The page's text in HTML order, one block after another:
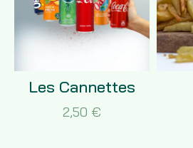
Les Cannettes
2,50 €